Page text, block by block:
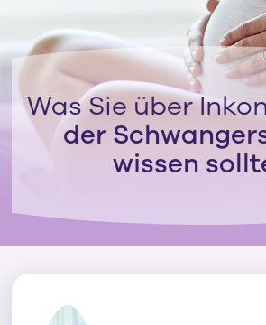
Was Sie über
der
wissen